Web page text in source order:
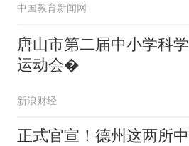
中国教育新闻网
​唐山市第二届中小学科学
运动会�
新浪财经